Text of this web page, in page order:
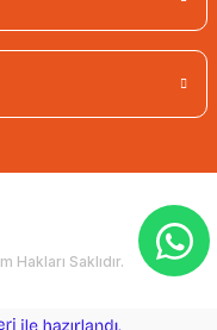
Saklıdır.
e-